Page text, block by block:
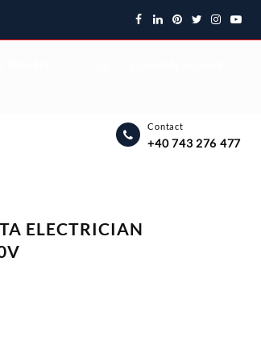
Contact
+40 743 276 477
ELECTRICIAN